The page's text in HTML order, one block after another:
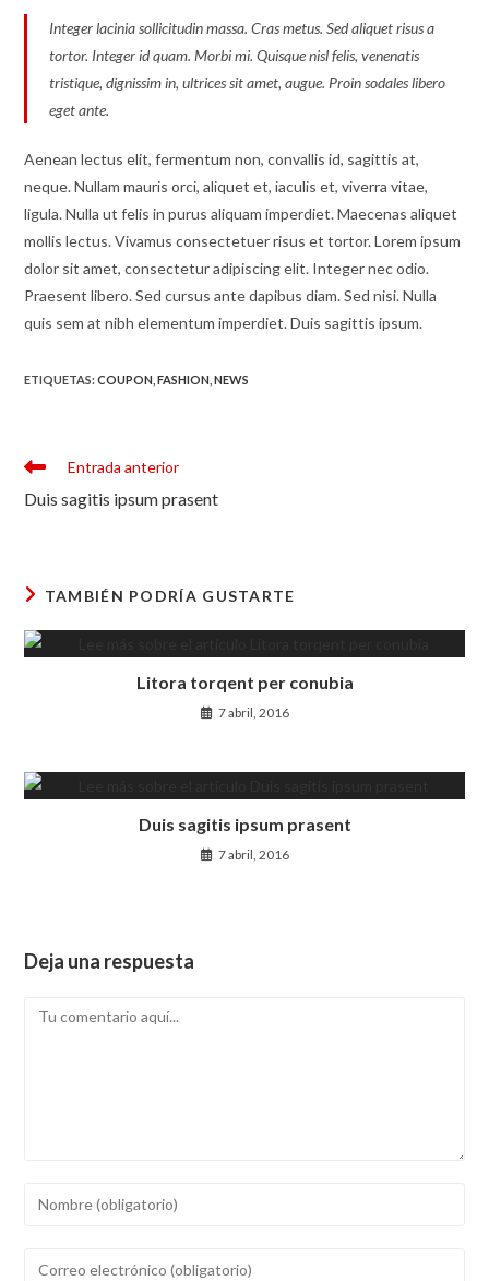
Integer lacinia sollicitudin massa. Cras metus. Sed aliquet risus a
tortor. Integer id quam. Morbi mi. Quisque nisl felis, venenatis
tristique, dignissim in, ultrices sit amet, augue. Proin sodales libero
eget ante.
Aenean lectus elit, fermentum non, convallis id, sagittis at,
neque. Nullam mauris orci, aliquet et, iaculis et, viverra vitae,
ligula. Nulla ut felis in purus aliquam imperdiet. Maecenas aliquet
mollis lectus. Vivamus consectetuer risus et tortor. Lorem ipsum
dolor sit amet, consectetur adipiscing elit. Integer nec odio.
Praesent libero. Sed cursus ante dapibus diam. Sed nisi. Nulla
quis sem at nibh elementum imperdiet. Duis sagittis ipsum.
ETIQUETAS:COUPON FASHION NEWS
Leer
artículos
Entrada anterior
Duis sagitis ipsum prasent
TAMBIÉN PODRÍA GUSTARTE
Litora torqent per conubia
7 abril, 2016
Duis sagitis ipsum prasent
7 abril, 2016
Deja una respuesta
Comentario
Introduce
Introduce